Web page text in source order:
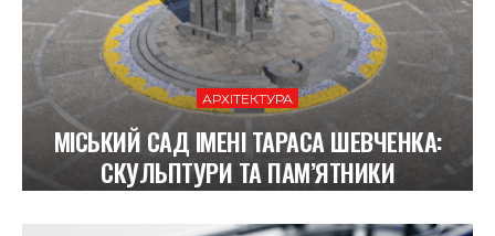
АРХІТЕКТУРА
МІСЬКИЙ САД ІМЕНІ ТАРАСА ШЕВЧЕНКА:
СКУЛЬПТУРИ ТА ПАМ’ЯТНИКИ